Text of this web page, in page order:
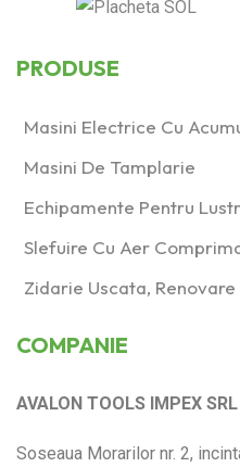
PRODUSE
Masini Electrice Cu
Masini De Tamplarie
Echipamente Pentru
Slefuire Cu Aer
Zidarie Uscata, Renovare
COMPANIE
AVALON TOOLS IMPEX SRL
Soseaua Morarilor nr. 2,